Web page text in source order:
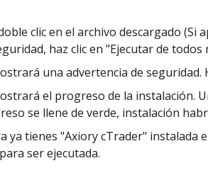
Oro y metales
Petróleo y energía
CFDs de índices
CFDs de acciones
Acciones del mercado
Cuentas
Cuenta
Cuentas
MT5
clic en el archivo descargado (Si
haz clic en "Ejecutar de todos
una advertencia de seguridad.
el progreso de la instalación.
se llene de verde, instalación
ya tienes "Axiory cTrader" instalada
ser ejecutada.